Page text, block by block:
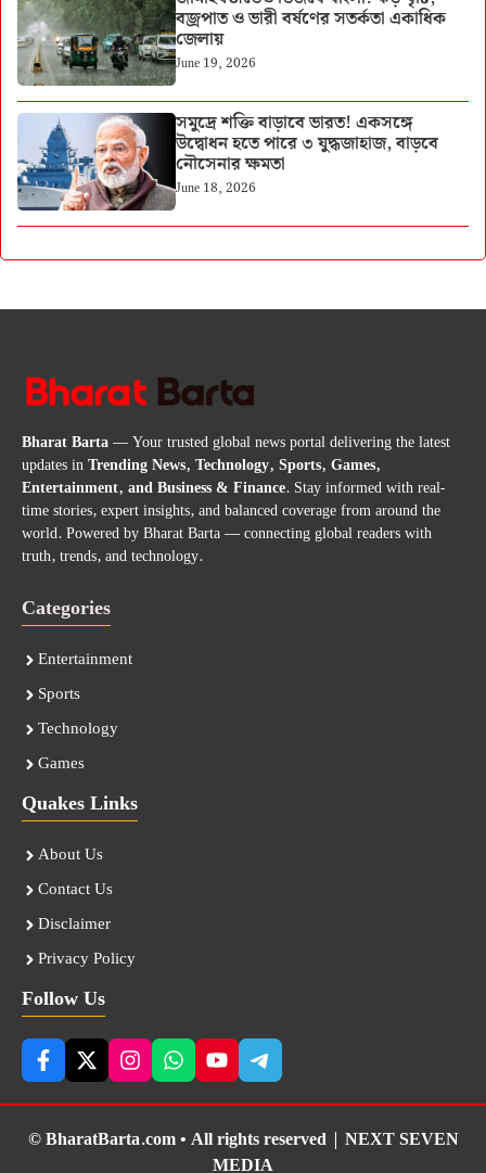
বজ্রপাত ও ভারী বর্ষণের সতর্কতা একাধিক
জেলায়
June 19, 2026
সমুদ্রে শক্তি বাড়াবে ভারত! একসঙ্গে
উদ্বোধন হতে পারে ৩ যুদ্ধজাহাজ, বাড়বে
নৌসেনার ক্ষমতা
June 18, 2026
Bharat Barta— Your trusted global news portal delivering the latest
updates inTrending News, Technology, Sports, Games,
Entertainment, and Business & Finance. Stay informed with real-
time stories, expert insights, and balanced coverage from around the
world. Powered by Bharat Barta — connecting global readers with
truth, trends, and technology.
Categories
Entertainment
Sports
Technology
Games
Quakes Links
About Us
Contact Us
Disclaimer
Privacy Policy
Follow Us
© BharatBarta.com • All rights reserved | NEXT SEVEN
MEDIA